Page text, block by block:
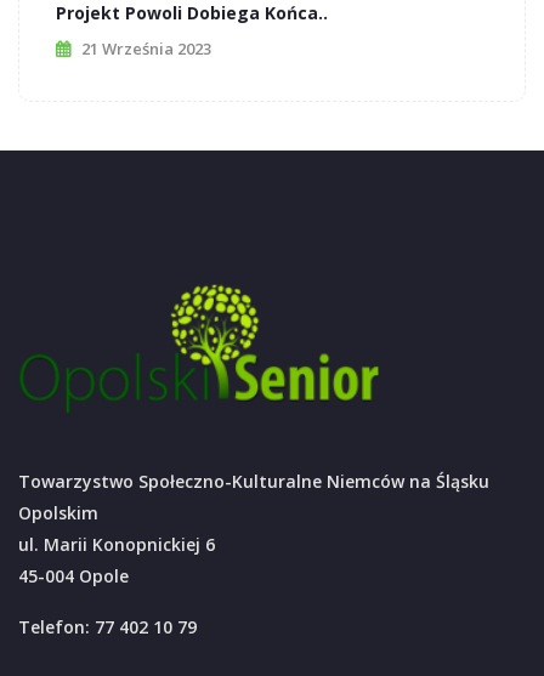
Projekt Powoli Dobiega Końca..
21 Września 2023
Towarzystwo Społeczno-Kulturalne Niemców na Śląsku
Opolskim
ul. Marii Konopnickiej 6
45-004 Opole
Telefon: 77 402 10 79